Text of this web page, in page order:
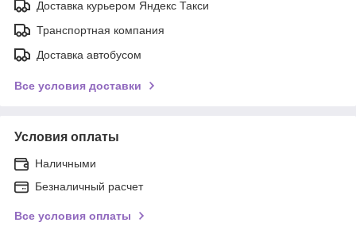
Доставка курьером Яндекс Такси
Транспортная компания
Доставка автобусом
Все условия доставки
Условия оплаты
Наличными
Безналичный расчет
Все условия оплаты